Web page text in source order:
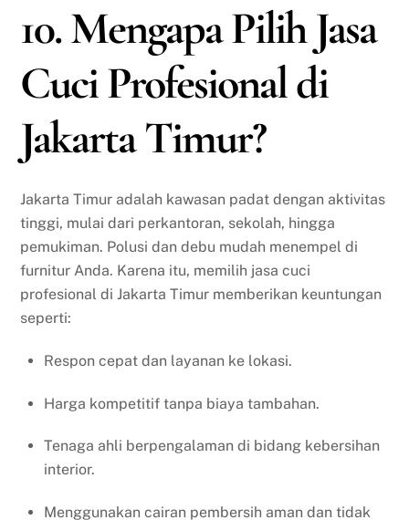
10. Mengapa Pilih Jasa
Cuci Profesional di
Jakarta Timur?
Jakarta Timur adalah kawasan padat dengan aktivitas
tinggi, mulai dari perkantoran, sekolah, hingga
pemukiman. Polusi dan debu mudah menempel di
furnitur Anda. Karena itu, memilih jasa cuci
profesional di Jakarta Timur memberikan keuntungan
seperti:
Respon cepat dan layanan ke lokasi.
Harga kompetitif tanpa biaya tambahan.
Tenaga ahli berpengalaman di bidang kebersihan
interior.
Menggunakan cairan pembersih aman dan tidak